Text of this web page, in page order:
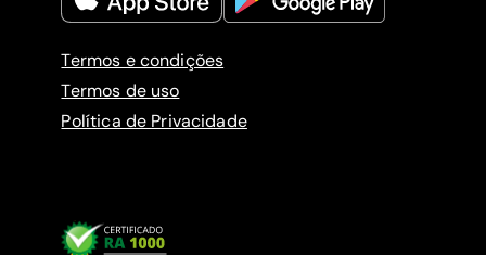
Termos e condições
Termos de uso
Política de Privacidade